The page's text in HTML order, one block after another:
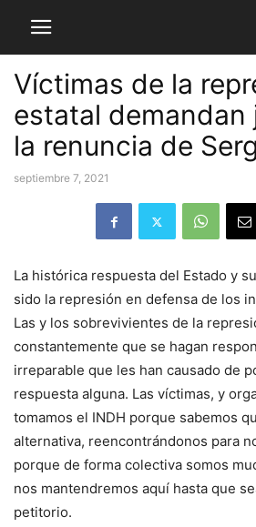
Víctimas de la
estatal demandan
la renuncia de
septiembre 7, 2021
La histórica respuesta del Estado y
sido la represión en defensa de los
Las y los sobrevivientes de la
constantemente que se hagan
irreparable que les han causado de
respuesta alguna. Las víctimas, y
tomamos el INDH porque sabemos
alternativa, reencontrándonos para
porque de forma colectiva somos
nos mantendremos aquí hasta que
petitorio.